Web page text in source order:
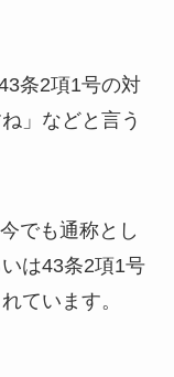
条2項1号の対
」などと言う
でも通称とし
は43条2項1号
ています。